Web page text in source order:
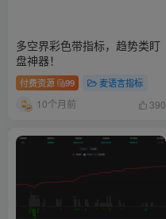
多空界彩色带指标，趋势类盯
盘神器！
付费资源 99 麦语言指标
10个月前 390